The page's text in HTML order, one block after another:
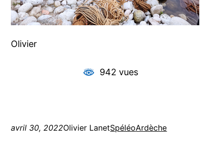
Olivier
942 vues
avril 30, 2022Olivier LanetSpéléoArdèche